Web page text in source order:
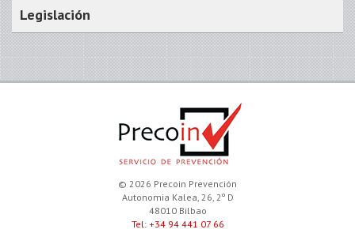
Legislación
© 2026 Precoin Prevención
Autonomia Kalea, 26, 2º D
48010 Bilbao
Tel: +34 94 441 07 66